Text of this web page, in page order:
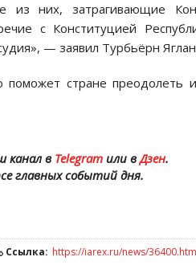
из них, затрагивающие
с Конституцией
— заявил Турбьёрн
стране преодолеть
канал в Telegramили вДзен.
главных событий дня.
Ссылка: https://iarex.ru/news/